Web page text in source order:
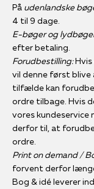
På udenlandske
4 til 9 dage.
E-bøger og
efter betaling.
Forudbestilling:Hvis
vil denne først blive
tilfælde kan
ordre tilbage. Hvis
vores kundeservice
derfor til, at
ordre.
Print on demand /
forvent derfor
Bog & idé leverer